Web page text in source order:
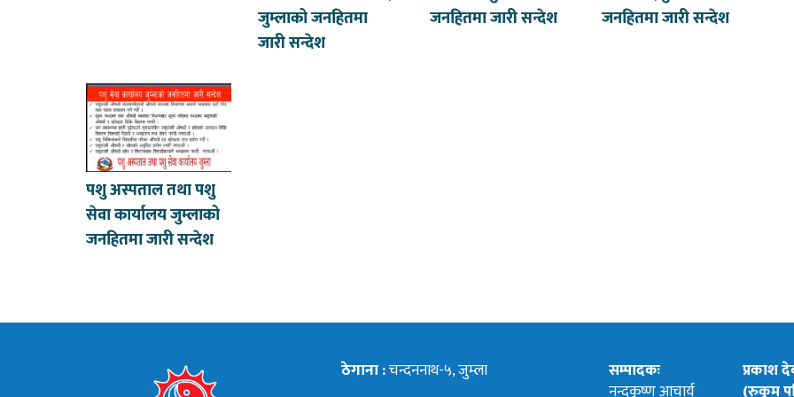
जुम्लाको जनहितमा
जारी सन्देश
जनहितमा जारी सन्देश
जनहितमा जारी सन्देश
पशु अस्पताल तथा पशु
सेवा कार्यालय जुम्लाको
जनहितमा जारी सन्देश
ठेगाना :चन्दननाथ-५, जुम्ला
सम्पादकः
प्रकाश